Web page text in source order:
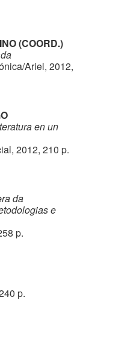
(COORD.)
Ariel, 2012,
en un
2012, 210 p.
da
e
p.
p.